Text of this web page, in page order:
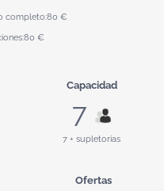
completo:80 €
80 €
Capacidad
7
7 + supletorias
Ofertas